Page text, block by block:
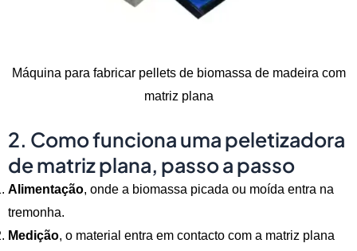
Máquina para fabricar pellets de biomassa de madeira com
matriz plana
2. Como funciona uma peletizadora
de matriz plana, passo a passo
Alimentação, onde a biomassa picada ou moída entra na
tremonha.
Medição, o material entra em contacto com a matriz plana